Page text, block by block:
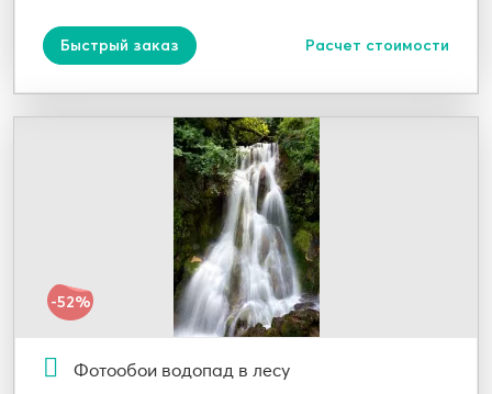
Быстрый заказ Расчет стоимости
-52%
Фотообои водопад в лесу